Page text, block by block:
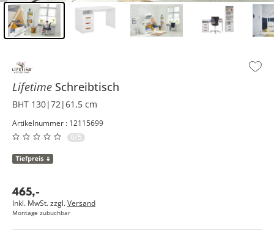
Lifetime Schreibtisch
BHT 130|72|61,5 cm
Artikelnummer : 12115699
0/5
465,-
Inkl. MwSt. zzgl.Versand
Montage zubuchbar